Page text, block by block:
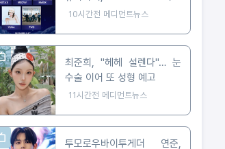
슝 출격 확정
10시간전 메디먼트뉴스
최준희, "헤헤 설렌다"… 눈
수술 이어 또 성형 예고
11시간전 메디먼트뉴스
투모로우바이투게더 연준,